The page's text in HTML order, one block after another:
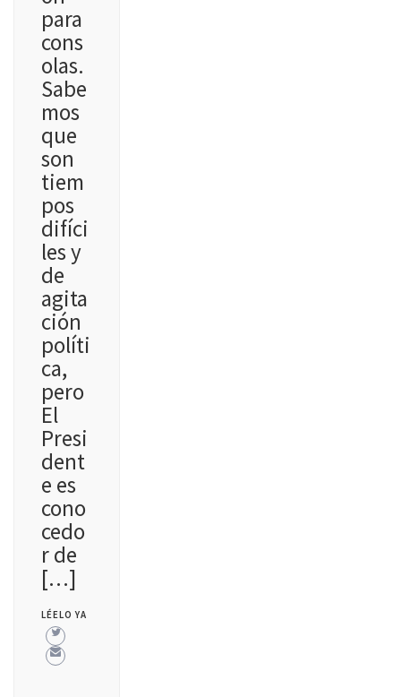
para
cons
olas.
Sabe
mos
que
son
tiem
pos
difíci
les y
de
agita
ción
políti
ca,
pero
El
Presi
dent
e es
cono
cedo
r de
[…]
LÉELO YA